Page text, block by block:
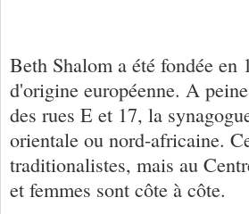
Beth Shalom a été fondée en
d'origine européenne. A
des rues E et 17, la
orientale ou nord-africaine.
traditionalistes, mais au
et femmes sont côte à côte.